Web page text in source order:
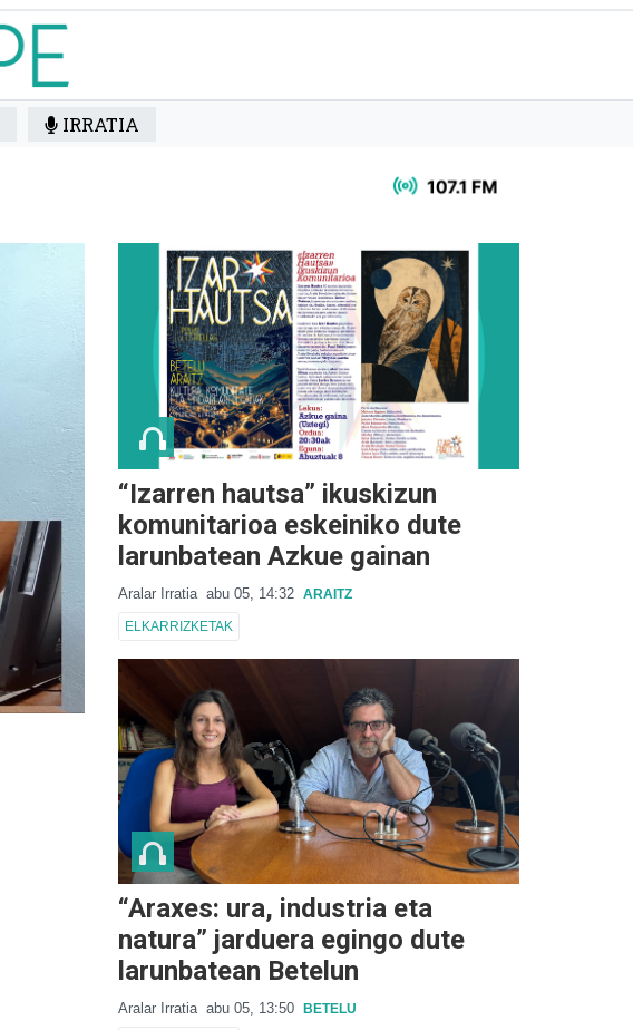
IRRATIA
“Izarren hautsa” ikuskizun
komunitarioa eskeiniko dute
larunbatean Azkue gainan
Aralar Irratia abu 05, 14:32 ARAITZ
ELKARRIZKETAK
“Araxes: ura, industria eta
natura” jarduera egingo dute
larunbatean Betelun
Aralar Irratia abu 05, 13:50 BETELU